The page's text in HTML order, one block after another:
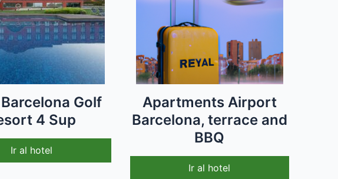
Golf
4 Sup
Ir al hotel
Apartments Airport
Barcelona, terrace and
BBQ
Ir al hotel